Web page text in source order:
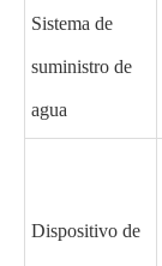
Sistema de
suministro de
agua
Dispositivo de